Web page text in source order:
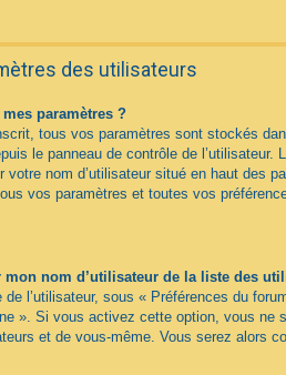
des utilisateurs
paramètres ?
tous vos paramètres sont stockés
le panneau de contrôle de l’utilisateur.
votre nom d’utilisateur situé en haut des
vos paramètres et toutes vos
mon nom d’utilisateur de la liste des
de l’utilisateur, sous « Préférences du
». Si vous activez cette option, vous ne
et de vous-même. Vous serez alors